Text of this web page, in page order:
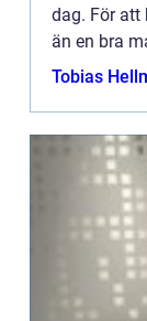
dag. För att
än en bra
h&arin...
Tobias